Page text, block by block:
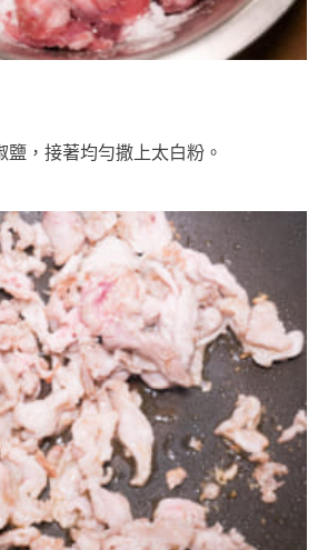
，接著均勻撒上太白粉。